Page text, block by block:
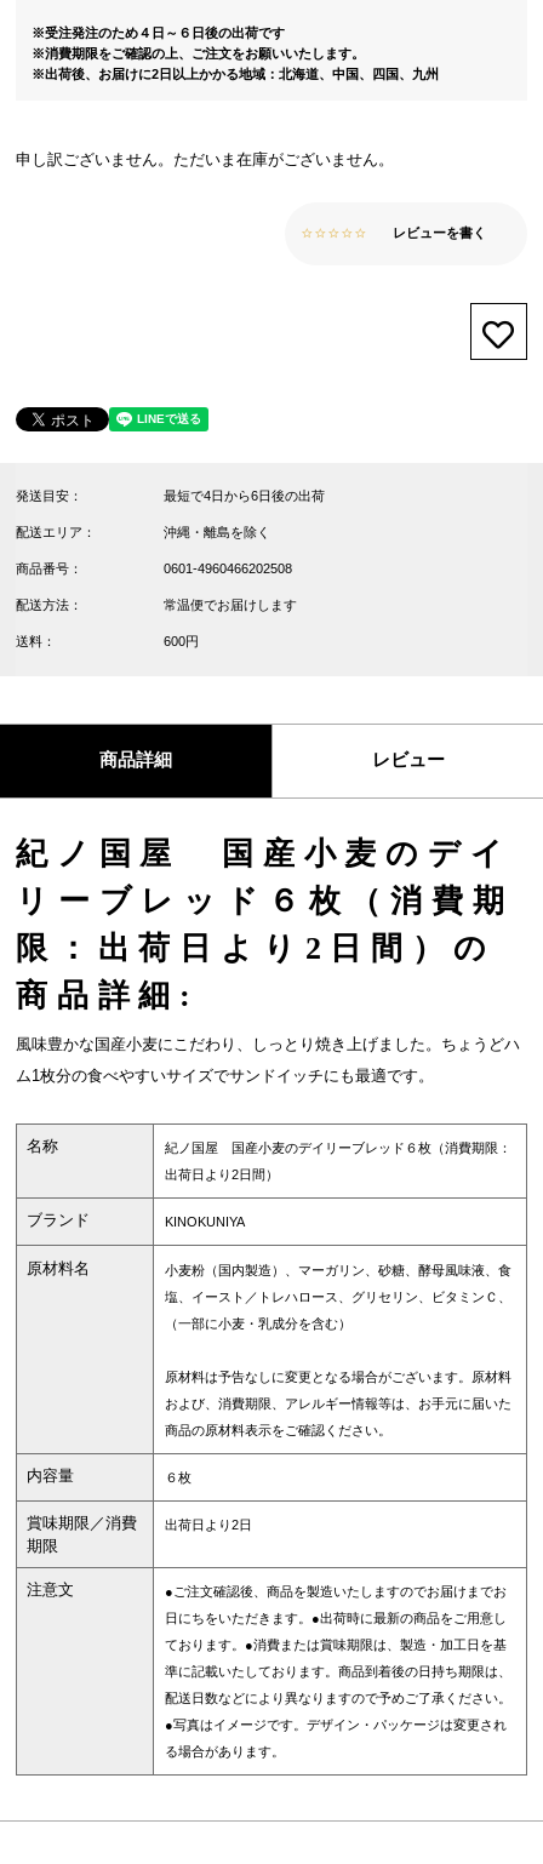
※受注発注のため４日～６日後の出荷です
※消費期限をご確認の上、ご注文をお願いいたします。
※出荷後、お届けに2日以上かかる地域：北海道、中国、四国、九州
申し訳ございません。ただいま在庫がございません。
レビューを書く
発送目安： 最短で4日から6日後の出荷
配送エリア： 沖縄・離島を除く
商品番号： 0601-4960466202508
配送方法： 常温便でお届けします
送料： 600円
商品詳細 レビュー
紀ノ国屋 国産小麦のデイ
リーブレッド６枚（消費期
限：出荷日より2日間）の
商品詳細:
風味豊かな国産小麦にこだわり、しっとり焼き上げました。ちょうどハ
ム1枚分の食べやすいサイズでサンドイッチにも最適です。
名称
紀ノ国屋 国産小麦のデイリーブレッド６枚（消費期限：
出荷日より2日間）
ブランド KINOKUNIYA
原材料名
小麦粉（国内製造）、マーガリン、砂糖、酵母風味液、食
塩、イースト／トレハロース、グリセリン、ビタミンＣ、
（一部に小麦・乳成分を含む）
原材料は予告なしに変更となる場合がございます。原材料
および、消費期限、アレルギー情報等は、お手元に届いた
商品の原材料表示をご確認ください。
内容量 ６枚
賞味期限／消費
期限
出荷日より2日
注意文
●ご注文確認後、商品を製造いたしますのでお届けまでお
日にちをいただきます。●出荷時に最新の商品をご用意し
ております。●消費または賞味期限は、製造・加工日を基
準に記載いたしております。商品到着後の日持ち期限は、
配送日数などにより異なりますので予めご了承ください。
●写真はイメージです。デザイン・パッケージは変更され
る場合があります。